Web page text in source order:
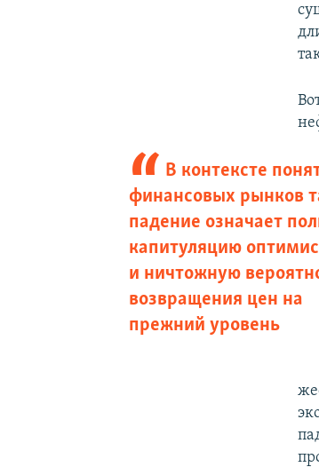
В контексте
финансовых рынков
падение означает
капитуляцию
и ничтожную
возвращения цен на
прежний уровень